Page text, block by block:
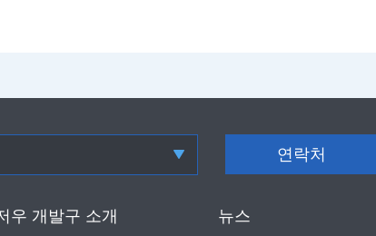
연락처
우 개발구 소개 뉴스